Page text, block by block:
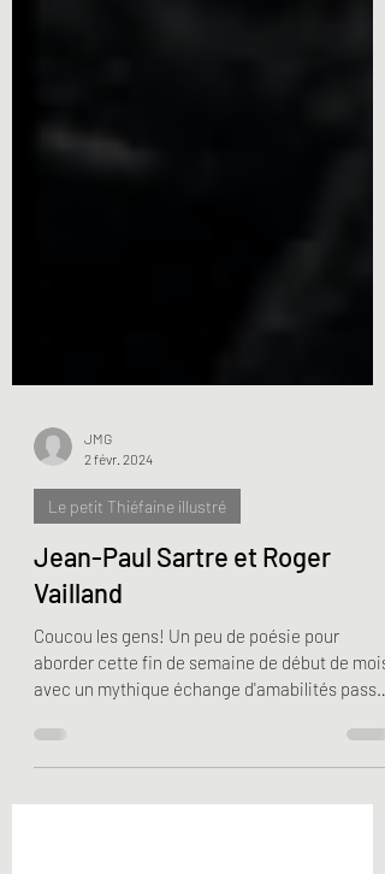
2 févr. 2024
Le petit Thiéfaine illustré
Jean-Paul Sartre et Roger
Vailland
Coucou les gens! Un peu de poésie pour
aborder cette fin de semaine de début de mois,
avec un mythique échange d'amabilités passé